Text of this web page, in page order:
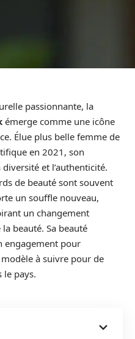
passionnante, la
émerge comme une icône
Élue plus belle femme de
en 2021, son
et l’authenticité.
de beauté sont souvent
un souffle nouveau,
un changement
beauté. Sa beauté
engagement pour
à suivre pour de
le pays.